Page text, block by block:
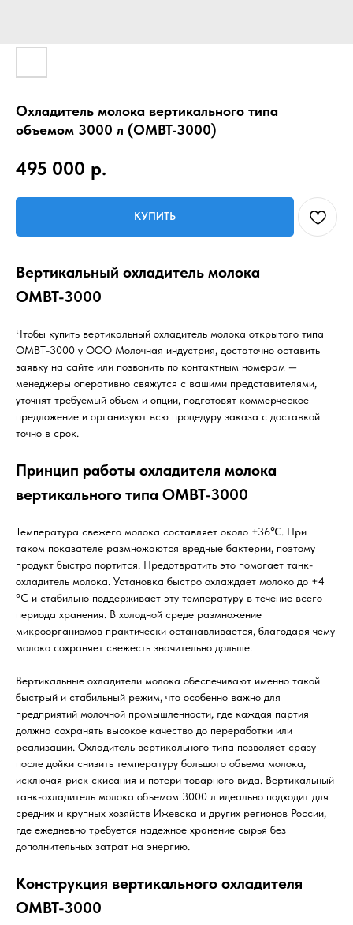
Охладитель молока вертикального типа
объемом 3000 л (ОМВТ-3000)
495 000 р.
КУПИТЬ
Вертикальный охладитель молока
ОМВТ-3000
Чтобы купить вертикальный охладитель молока открытого типа
ОМВТ-3000 у ООО Молочная индустрия, достаточно оставить
заявку на сайте или позвонить по контактным номерам —
менеджеры оперативно свяжутся с вашими представителями,
уточнят требуемый объем и опции, подготовят коммерческое
предложение и организуют всю процедуру заказа с доставкой
точно в срок.
Принцип работы охладителя молока
вертикального типа ОМВТ-3000
Температура свежего молока составляет около +36℃. При
таком показателе размножаются вредные бактерии, поэтому
продукт быстро портится. Предотвратить это помогает танк-
охладитель молока. Установка быстро охлаждает молоко до +4
°C и стабильно поддерживает эту температуру в течение всего
периода хранения. В холодной среде размножение
микроорганизмов практически останавливается, благодаря чему
молоко сохраняет свежесть значительно дольше.
Вертикальные охладители молока обеспечивают именно такой
быстрый и стабильный режим, что особенно важно для
предприятий молочной промышленности, где каждая партия
должна сохранять высокое качество до переработки или
реализации. Охладитель вертикального типа позволяет сразу
после дойки снизить температуру большого объема молока,
исключая риск скисания и потери товарного вида. Вертикальный
танк-охладитель молока объемом 3000 л идеально подходит для
средних и крупных хозяйств Ижевска и других регионов России,
где ежедневно требуется надежное хранение сырья без
дополнительных затрат на энергию.
Конструкция вертикального охладителя
ОМВТ-3000